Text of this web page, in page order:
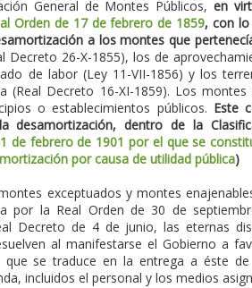
General de Montes Públicos, en
Orden de 17 de febrero de 1859, con lo
a los montes que
Decreto 26-X-1855), los de
de labor (Ley 11-VII-1856) y los
(Real Decreto 16-XI-1859). Los
o establecimientos públicos. Este
desamortización, dentro de la
de febrero de 1901 por el que se
por causa de utilidad pública)
exceptuados y montes
por la Real Orden de 30 de
Decreto de 4 de junio, las eternas
al manifestarse el Gobierno a
se traduce en la entrega a éste
incluidos el personal y los medios